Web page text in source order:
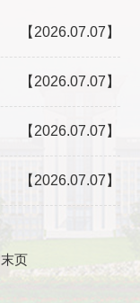
【2026.07.07】
【2026.07.07】
【2026.07.07】
【2026.07.07】
末页